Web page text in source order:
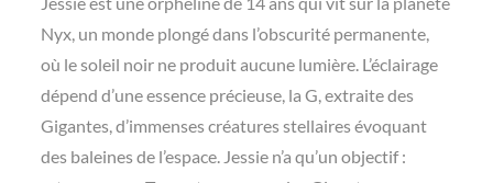
Nyx, un monde plongé dans l’obscurité permanente,
où le soleil noir ne produit aucune lumière. L’éclairage
dépend d’une essence précieuse, la G, extraite des
Gigantes, d’immenses créatures stellaires évoquant
des baleines de l’espace. Jessie n’a qu’un objectif :